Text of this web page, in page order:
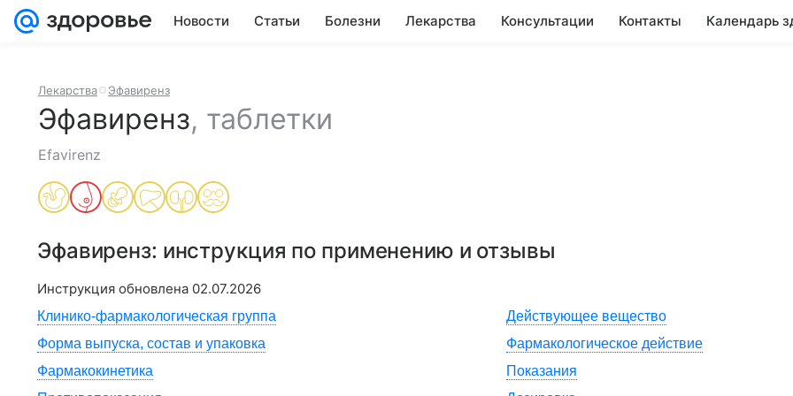
Новости Статьи Болезни Лекарства Консультации Контакты Календарь
Лекарства Эфавиренз
Эфавиренз, таблетки
Efavirenz
Эфавиренз: инструкция по применению и отзывы
Инструкция обновлена 02.07.2026
Клинико-фармакологическая группа
Действующее вещество
Форма выпуска, состав и упаковка
Фармакологическое действие
Фармакокинетика
Показания